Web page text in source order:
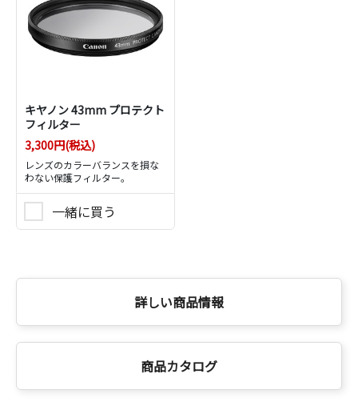
キヤノン 43mm プロテクト
フィルター
レンズのカラーバランスを損な
わない保護フィルター。
3,300円(税込)
一緒に買う
詳しい商品情報
商品カタログ